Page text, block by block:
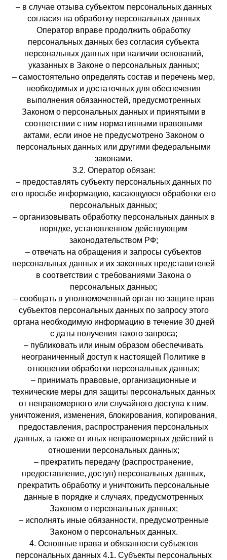
– в случае отзыва субъектом персональных данных
согласия на обработку персональных данных
Оператор вправе продолжить обработку
персональных данных без согласия субъекта
персональных данных при наличии оснований,
указанных в Законе о персональных данных;
– самостоятельно определять состав и перечень мер,
необходимых и достаточных для обеспечения
выполнения обязанностей, предусмотренных
Законом о персональных данных и принятыми в
соответствии с ним нормативными правовыми
актами, если иное не предусмотрено Законом о
персональных данных или другими федеральными
законами.
3.2. Оператор обязан:
– предоставлять субъекту персональных данных по
его просьбе информацию, касающуюся обработки его
персональных данных;
– организовывать обработку персональных данных в
порядке, установленном действующим
законодательством РФ;
– отвечать на обращения и запросы субъектов
персональных данных и их законных представителей
в соответствии с требованиями Закона о
персональных данных;
– сообщать в уполномоченный орган по защите прав
субъектов персональных данных по запросу этого
органа необходимую информацию в течение 30 дней
с даты получения такого запроса;
– публиковать или иным образом обеспечивать
неограниченный доступ к настоящей Политике в
отношении обработки персональных данных;
– принимать правовые, организационные и
технические меры для защиты персональных данных
от неправомерного или случайного доступа к ним,
уничтожения, изменения, блокирования, копирования,
предоставления, распространения персональных
данных, а также от иных неправомерных действий в
отношении персональных данных;
– прекратить передачу (распространение,
предоставление, доступ) персональных данных,
прекратить обработку и уничтожить персональные
данные в порядке и случаях, предусмотренных
Законом о персональных данных;
– исполнять иные обязанности, предусмотренные
Законом о персональных данных.
4. Основные права и обязанности субъектов
персональных данных 4.1. Субъекты персональных